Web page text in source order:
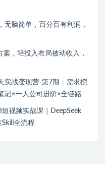
无脑简单，百分百有利润，
案，轻投入布局被动收入，
实战变现营-第7期：需求挖
记×一人公司进阶×全链路
视频实战课｜DeepSeek
全流程